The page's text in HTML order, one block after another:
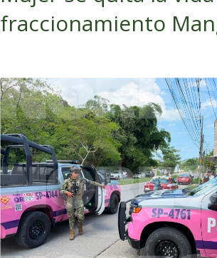
fraccionamiento